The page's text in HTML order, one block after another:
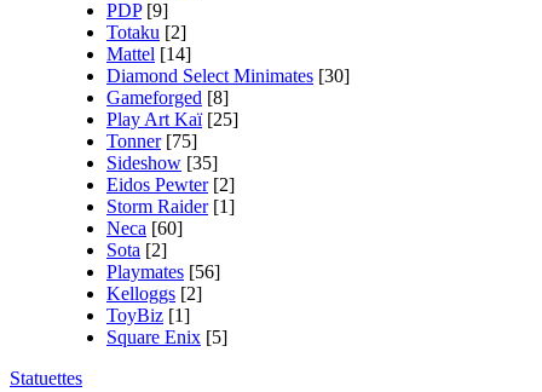
PDP [9]
Totaku [2]
Mattel [14]
Diamond Select Minimates [30]
Gameforged [8]
Play Art Kaï [25]
Tonner [75]
Sideshow [35]
Eidos Pewter [2]
Storm Raider [1]
Neca [60]
Sota [2]
Playmates [56]
Kelloggs [2]
ToyBiz [1]
Square Enix [5]
Statuettes